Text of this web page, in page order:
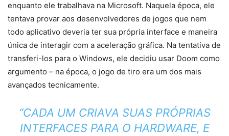
enquanto ele trabalhava na Microsoft. Naquela época, ele
tentava provar aos desenvolvedores de jogos que nem
todo aplicativo deveria ter sua própria interface e maneira
única de interagir com a aceleração gráfica. Na tentativa de
transferi-los para o Windows, ele decidiu usar Doom como
argumento – na época, o jogo de tiro era um dos mais
avançados tecnicamente.
“CADA UM CRIAVA SUAS PRÓPRIAS
INTERFACES PARA O HARDWARE, E